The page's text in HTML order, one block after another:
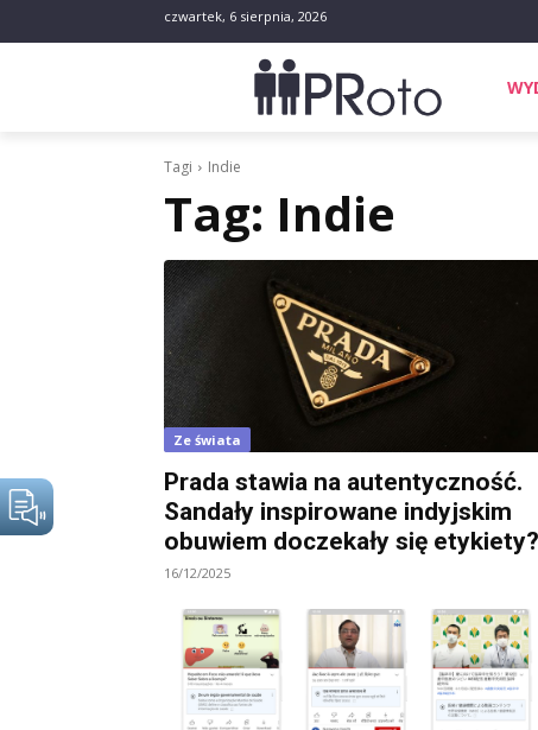
czwartek, 6 sierpnia, 2026
Tagi Indie
Tag: Indie
Ze świata
Prada stawia na autentyczność.
Sandały inspirowane indyjskim
obuwiem doczekały się etykiety?
16/12/2025